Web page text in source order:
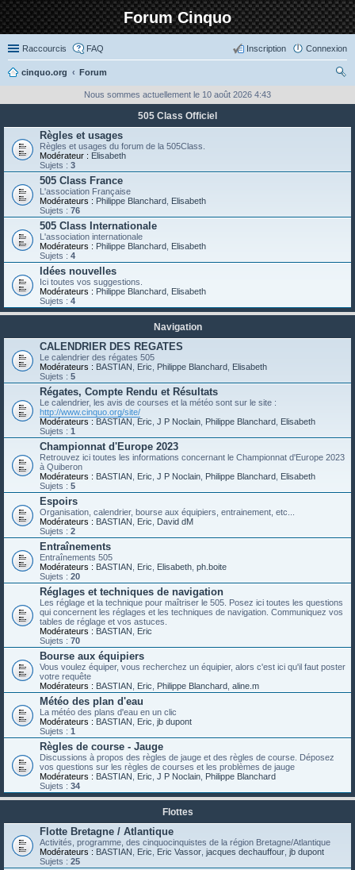
Forum Cinquo
Raccourcis FAQ Connexion
Inscription
cinquo.org
Forum
ch
Nous sommes actuellement le 10 août 2026 4:43
505 Class Officiel
Règles et usages
Règles et usages du forum de la 505Class.
Modérateur : Elisabeth
Sujets : 3
505 Class France
L'association Française
Modérateurs : Philippe Blanchard Elisabeth
Sujets : 76
505 Class Internationale
L'association internationale
Modérateurs : Philippe Blanchard Elisabeth
Sujets : 4
Idées nouvelles
Ici toutes vos suggestions.
Modérateurs : Philippe Blanchard Elisabeth
Sujets : 4
Navigation
CALENDRIER DES REGATES
Le calendrier des régates 505
Modérateurs : BASTIAN Eric Philippe Blanchard Elisabeth
Sujets : 5
Régates, Compte Rendu et Résultats
Le calendrier, les avis de courses et la météo sont sur le site :
http://www.cinquo.org/site/
Modérateurs : BASTIAN Eric J P Noclain Philippe Blanchard Elisabeth
Sujets : 1
Championnat d'Europe 2023
Retrouvez ici toutes les informations concernant le Championnat d'Europe 2023
à Quiberon
Modérateurs : BASTIAN Eric J P Noclain Philippe Blanchard Elisabeth
Sujets : 5
Espoirs
Organisation, calendrier, bourse aux équipiers, entrainement, etc...
Modérateurs : BASTIAN Eric
David dM
Sujets : 2
Entraînements
Entraînements 505
Modérateurs : BASTIAN Eric Elisabeth ph.boite
Sujets : 20
Réglages et techniques de navigation
Les réglage et la technique pour maîtriser le 505. Posez ici toutes les questions
qui concernent les réglages et les techniques de navigation. Communiquez vos
tables de réglage et vos astuces.
Modérateurs : BASTIAN
Eric
Sujets : 70
Bourse aux équipiers
Vous voulez équiper, vous recherchez un équipier, alors c'est ici qu'il faut poster
votre requête
Modérateurs : BASTIAN Eric Philippe Blanchard aline.m
Météo des plan d'eau
La météo des plans d'eau en un clic
Modérateurs : BASTIAN Eric jb dupont
Sujets : 1
Règles de course - Jauge
Discussions à propos des règles de jauge et des règles de course. Déposez
vos questions sur les règles de courses et les problèmes de jauge
Modérateurs : BASTIAN Eric J P Noclain Philippe Blanchard
Sujets : 34
Flottes
Flotte Bretagne / Atlantique
Activités, programme, des cinquocinquistes de la région Bretagne/Atlantique
Modérateurs : BASTIAN Eric Eric Vassor jacques dechauffour jb dupont
Sujets : 25